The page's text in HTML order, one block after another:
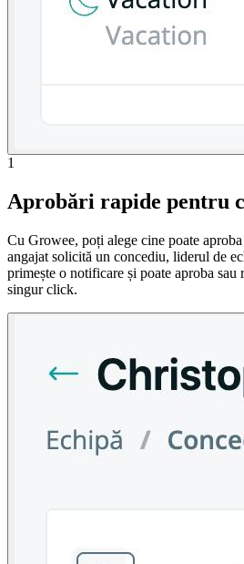
1
Aprobări rapide pentru
Cu Growee, poți alege cine poate
angajat solicită un concediu, liderul de
primește o notificare și poate aproba sau
singur click.